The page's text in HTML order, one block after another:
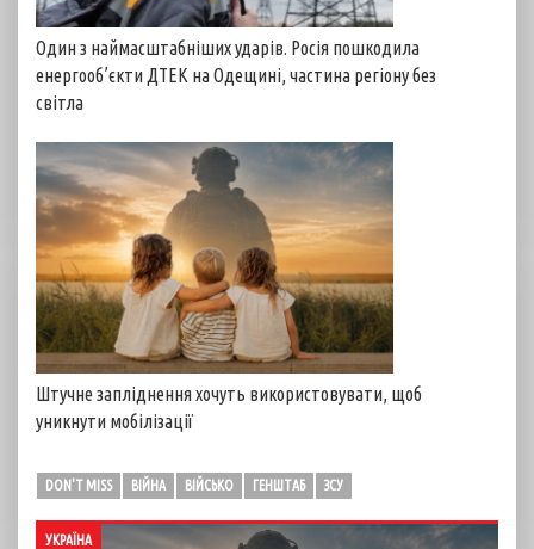
Один з наймасштабніших ударів. Росія пошкодила
енергооб’єкти ДТЕК на Одещині, частина регіону без
світла
Штучне запліднення хочуть використовувати, щоб
уникнути мобілізації
DON'T MISS ВІЙНА ВІЙСЬКО ГЕНШТАБ ЗСУ
УКРАЇНА